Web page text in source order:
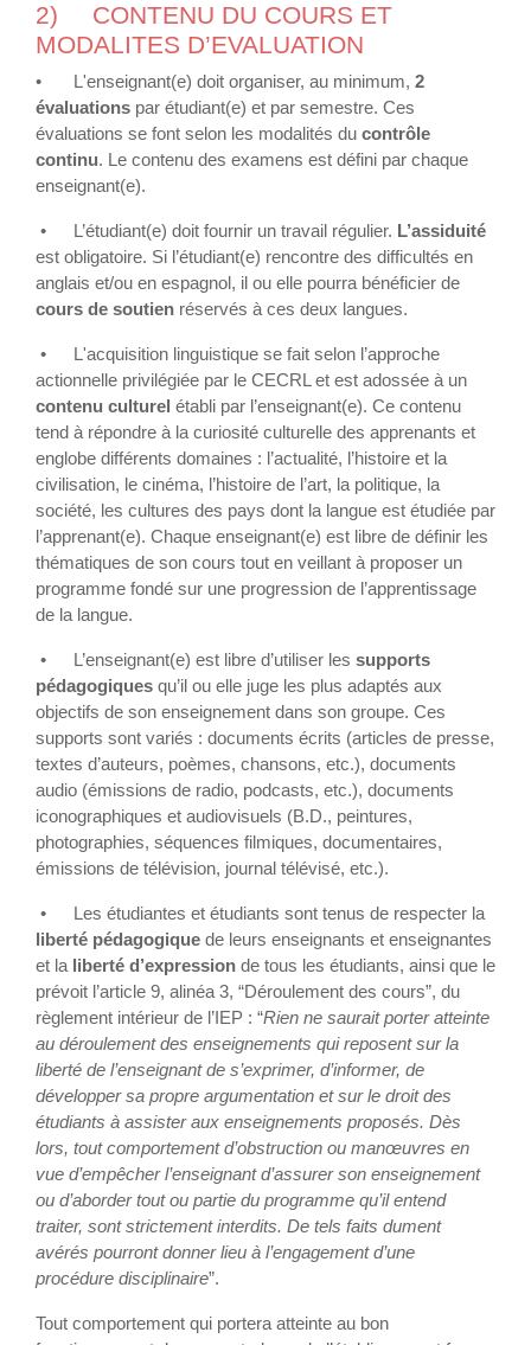
2)
CONTENU DU COURS ET
MODALITES D’EVALUATION
• L'enseignant(e) doit organiser, au minimum, 2
évaluations par étudiant(e) et par semestre. Ces
évaluations se font selon les modalités du contrôle
continu. Le contenu des examens est défini par chaque
enseignant(e).
• L’étudiant(e) doit fournir un travail régulier. L’assiduité
est obligatoire. Si l’étudiant(e) rencontre des difficultés en
anglais et/ou en espagnol, il ou elle pourra bénéficier de
cours de soutien réservés à ces deux langues.
•
L'acquisition linguistique se fait selon l’approche
actionnelle privilégiée par le CECRL et est adossée à un
contenu culturel établi par l’enseignant(e). Ce contenu
tend à répondre à la curiosité culturelle des apprenants et
englobe différents domaines : l’actualité, l’histoire et la
civilisation, le cinéma, l’histoire de l’art, la politique, la
société, les cultures des pays dont la langue est étudiée par
l’apprenant(e). Chaque enseignant(e) est libre de définir les
thématiques de son cours tout en veillant à proposer un
programme fondé sur une progression de l’apprentissage
de la langue.
• L’enseignant(e) est libre d’utiliser les supports
pédagogiques qu’il ou elle juge les plus adaptés aux
objectifs de son enseignement dans son groupe. Ces
supports sont variés : documents écrits (articles de presse,
textes d’auteurs, poèmes, chansons, etc.), documents
audio (émissions de radio, podcasts, etc.), documents
iconographiques et audiovisuels (B.D., peintures,
photographies, séquences filmiques, documentaires,
émissions de télévision, journal télévisé, etc.).
•
Les étudiantes et étudiants sont tenus de respecter la
liberté pédagogique de leurs enseignants et enseignantes
et la liberté d’expression de tous les étudiants, ainsi que le
prévoit l’article 9, alinéa 3, “Déroulement des cours”, du
règlement intérieur de l’IEP : “Rien ne saurait porter atteinte
au déroulement des enseignements qui reposent sur la
liberté de l’enseignant de s’exprimer, d’informer, de
développer sa propre argumentation et sur le droit des
étudiants à assister aux enseignements proposés. Dès
lors, tout comportement d’obstruction ou manœuvres en
vue d’empêcher l’enseignant d’assurer son enseignement
ou d’aborder tout ou partie du programme qu’il entend
traiter, sont strictement interdits. De tels faits dument
avérés pourront donner lieu à l’engagement d’une
procédure disciplinaire”.
Tout comportement qui portera atteinte au bon